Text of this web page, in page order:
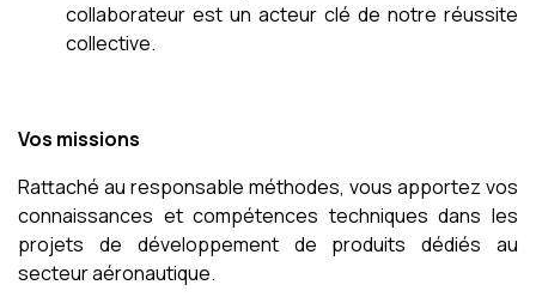
collaborateur est un acteur clé de notre réussite
collective.
Vos missions
Rattaché au responsable méthodes, vous apportez vos
connaissances et compétences techniques dans les
projets de développement de produits dédiés au
secteur aéronautique.